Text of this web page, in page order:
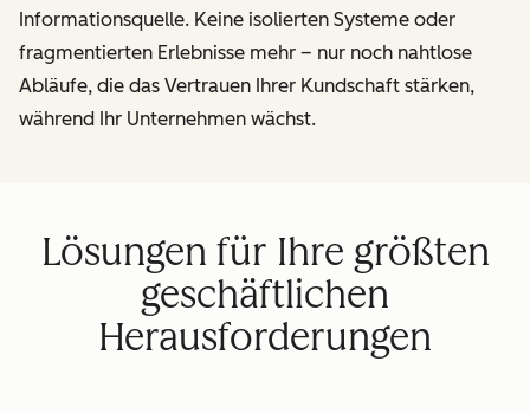
Informationsquelle. Keine isolierten Systeme oder
fragmentierten Erlebnisse mehr – nur noch nahtlose
Abläufe, die das Vertrauen Ihrer Kundschaft stärken,
während Ihr Unternehmen wächst.
Lösungen für Ihre größten
geschäftlichen
Herausforderungen